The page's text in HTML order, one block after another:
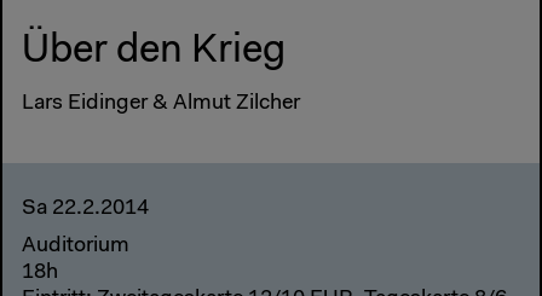
Über den Krieg
Lars Eidinger & Almut Zilcher
Sa 22.2.2014
Auditorium
18h